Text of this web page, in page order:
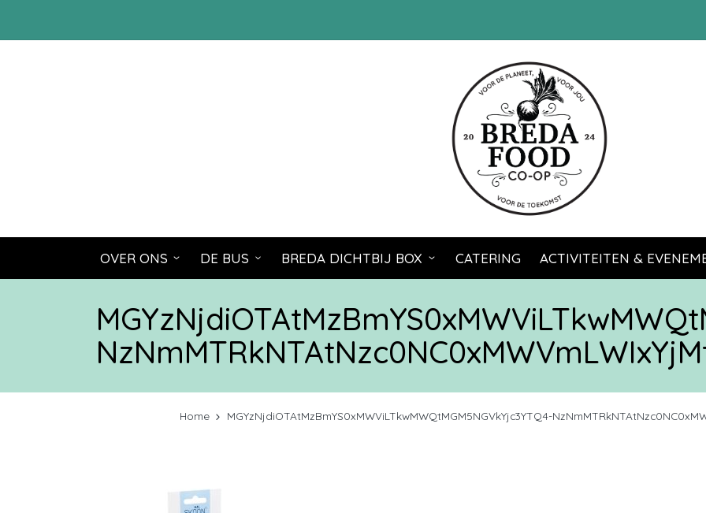
OVER ONS DE BUS BREDA DICHTBIJ BOX CATERING ACTIVITEITEN &
Home MGYzNjdiOTAtMzBmYS0xMWViLTkwMWQtMGM5NGVkYjc3YTQ4-